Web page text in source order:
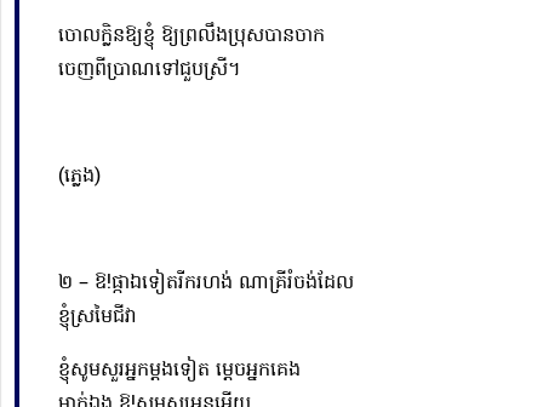
ចោលក្លិនឱ្យខ្ញុំ ឱ្យព្រលឹងប្រុសបានចាក
ចេញពីប្រាណ​ទៅជួបស្រី។
(ភ្លេង)
២ – ឱ!ផ្កាឯទៀតរីករហង់ ណាគ្រីរំចង់ដែល
ខ្ញុំស្រមៃជីវា
ខ្ញុំសូមសួរអ្នកម្ដងទៀត ម្ដេចអ្នកគេង